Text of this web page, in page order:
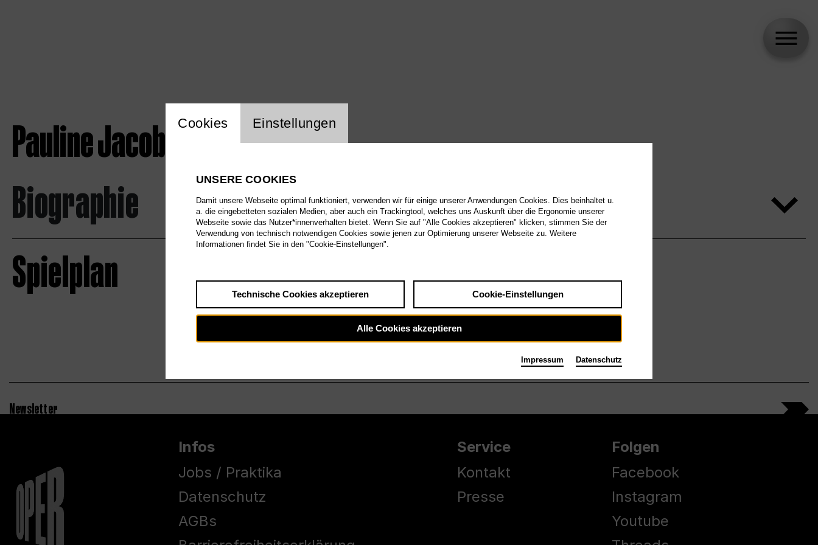
Pauline Jacob / staatsoper24
Biographie
Spielplan
Newsletter
Infos
Jobs / Praktika
Datenschutz
AGBs
Service
Kontakt
Presse
Folgen
Facebook
Instagram
Youtube
Einstellung Website Cookie
Cookies Einstellungen
UNSERE COOKIES
Damit unsere Webseite optimal funktioniert, verwenden wir für einige unserer Anwendungen Cookies. Dies beinhaltet u.
a. die eingebetteten sozialen Medien, aber auch ein Trackingtool, welches uns Auskunft über die Ergonomie unserer
Webseite sowie das Nutzer*innenverhalten bietet. Wenn Sie auf "Alle Cookies akzeptieren" klicken, stimmen Sie der
Verwendung von technisch notwendigen Cookies sowie jenen zur Optimierung unserer Webseite zu. Weitere
Informationen findet Sie in den "Cookie-Einstellungen".
Technische Cookies akzeptieren Cookie-Einstellungen
Alle Cookies akzeptieren
Impressum Datenschutz